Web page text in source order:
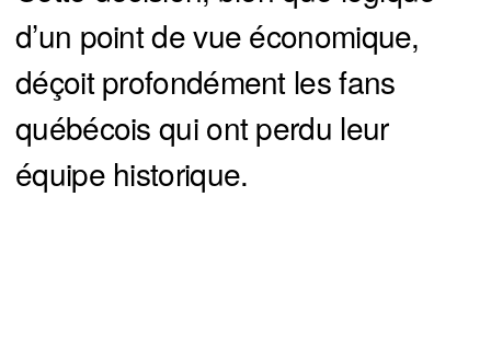
d’un point de vue économique,
déçoit profondément les fans
québécois qui ont perdu leur
équipe historique.